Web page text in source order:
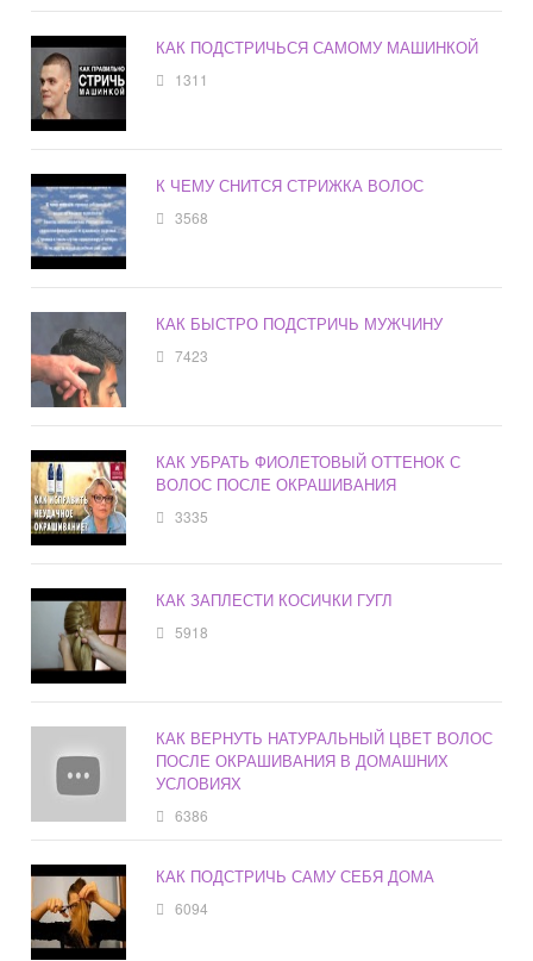
КАК ПОДСТРИЧЬСЯ САМОМУ МАШИНКОЙ
1311
К ЧЕМУ СНИТСЯ СТРИЖКА ВОЛОС
3568
КАК БЫСТРО ПОДСТРИЧЬ МУЖЧИНУ
7423
КАК УБРАТЬ ФИОЛЕТОВЫЙ ОТТЕНОК С
ВОЛОС ПОСЛЕ ОКРАШИВАНИЯ
3335
КАК ЗАПЛЕСТИ КОСИЧКИ ГУГЛ
5918
КАК ВЕРНУТЬ НАТУРАЛЬНЫЙ ЦВЕТ ВОЛОС
ПОСЛЕ ОКРАШИВАНИЯ В ДОМАШНИХ
УСЛОВИЯХ
6386
КАК ПОДСТРИЧЬ САМУ СЕБЯ ДОМА
6094